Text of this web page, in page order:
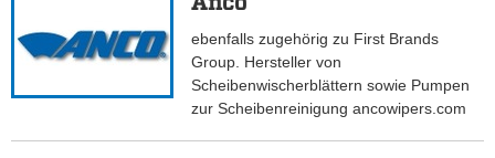
ebenfalls zugehörig zu First Brands
Group. Hersteller von
Scheibenwischerblättern sowie Pumpen
zur Scheibenreinigung ancowipers.com